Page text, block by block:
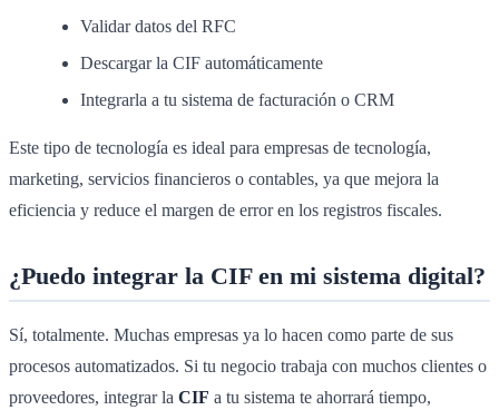
Validar datos del RFC
Descargar la CIF automáticamente
Integrarla a tu sistema de facturación o CRM
Este tipo de tecnología es ideal para empresas de tecnología,
marketing, servicios financieros o contables, ya que mejora la
eficiencia y reduce el margen de error en los registros fiscales.
¿Puedo integrar la CIF en mi sistema digital?
Sí, totalmente. Muchas empresas ya lo hacen como parte de sus
procesos automatizados. Si tu negocio trabaja con muchos clientes o
proveedores, integrar la CIF a tu sistema te ahorrará tiempo,